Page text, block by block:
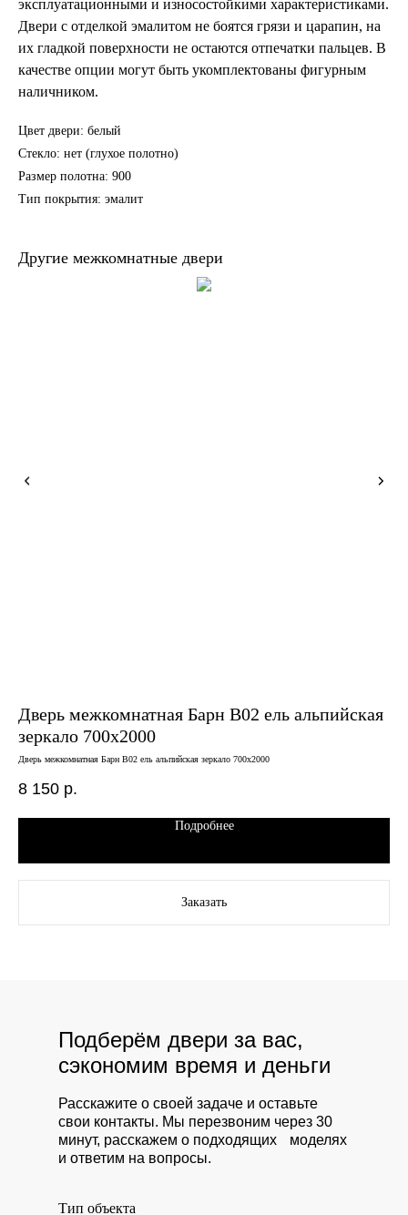
эксплуатационными и износостойкими характеристиками.
Двери с отделкой эмалитом не боятся грязи и царапин, на
их гладкой поверхности не остаются отпечатки пальцев. В
качестве опции могут быть укомплектованы фигурным
наличником.
Цвет двери: белый
Стекло: нет (глухое полотно)
Размер полотна: 900
Тип покрытия: эмалит
Другие межкомнатные двери
Дверь межкомнатная Барн B02 ель альпийская
зеркало 700х2000
Дверь межкомнатная Барн B02 ель альпийская зеркало 700х2000
8 150 р.
Подробнее
Заказать
Тип объекта
Расскажите о своей задаче и оставьте
свои контакты. Мы перезвоним через 30
минут, расскажем о подходящих моделях
и ответим на вопросы.
Подберём двери за вас,
сэкономим время и деньги